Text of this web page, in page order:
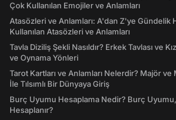
Çok Kullanılan Emojiler ve Anlamları
Atasözleri ve Anlamları: A'dan Z'ye Gündelik
Kullanılan Atasözleri ve Anlamları
Tavla Diziliş Şekli Nasıldır? Erkek Tavlası ve
ve Oynama Yönleri
Tarot Kartları ve Anlamları Nelerdir? Majör
İle Tılsımlı Bir Dünyaya Giriş
Burç Uyumu Hesaplama Nedir? Burç
Hesaplanır?